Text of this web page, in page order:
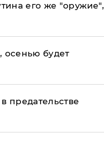
его же "оружие",
осенью будет
предательстве